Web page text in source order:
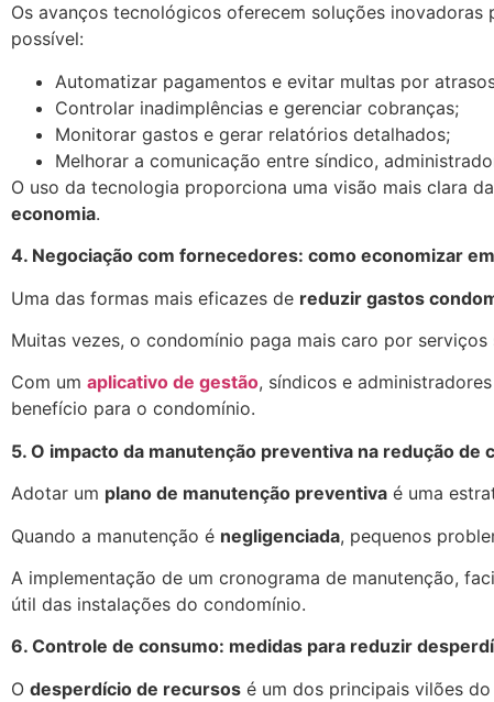
Os avanços tecnológicos oferecem soluções inovadoras
possível:
Automatizar pagamentos e evitar multas por
Controlar inadimplências e gerenciar cobranças;
Monitorar gastos e gerar relatórios detalhados;
Melhorar a comunicação entre síndico,
O uso da tecnologia proporciona uma visão mais clara da
economia.
4. Negociação com fornecedores: como economizar
Uma das formas mais eficazes de reduzir gastos
Muitas vezes, o condomínio paga mais caro por
Com um aplicativo de gestão, síndicos e
benefício para o condomínio.
5. O impacto da manutenção preventiva na redução de
Adotar um plano de manutenção preventiva é uma
Quando a manutenção é negligenciada, pequenos
A implementação de um cronograma de manutenção,
útil das instalações do condomínio.
6. Controle de consumo: medidas para reduzir
O desperdício de recursos é um dos principais vilões